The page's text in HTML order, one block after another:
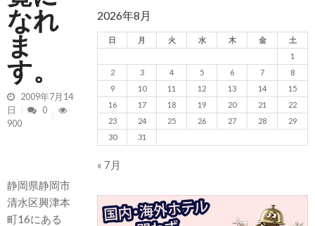
なれ
ま
す。
2009年7月14
日
0
900
静岡県静岡市
清水区興津本
町16にある
2026年8月
日 月 火 水 木 金
土
1
2
3 4 5 6 7
8
9
10 11 12 13 14
15
16
17 18 19 20 21
22
23
24 25 26 27 28
29
30
31
« 7月